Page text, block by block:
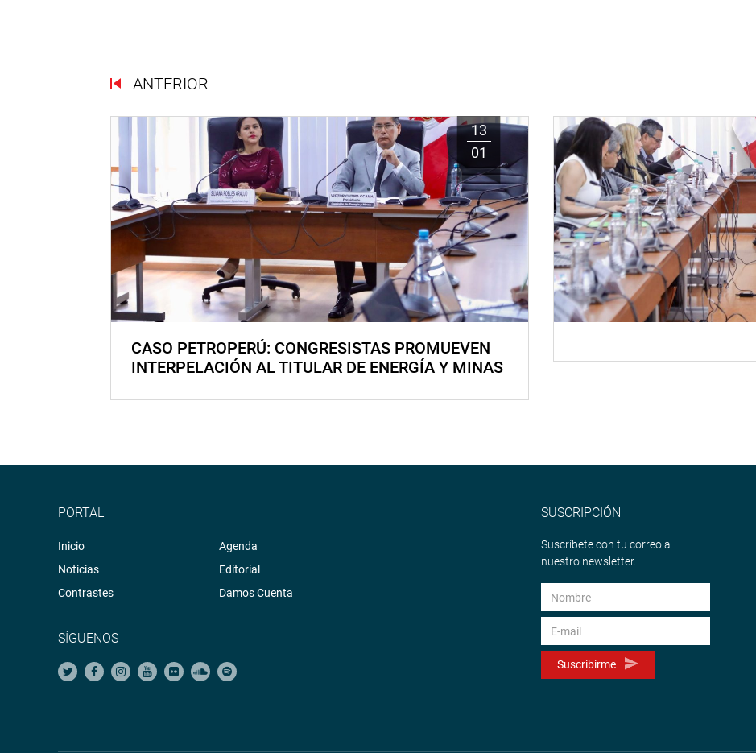
ANTERIOR
13
01
CASO PETROPERÚ: CONGRESISTAS PROMUEVEN
INTERPELACIÓN AL TITULAR DE ENERGÍA Y MINAS
PORTAL
Inicio
Noticias
Contrastes
Agenda
Editorial
Damos Cuenta
SÍGUENOS
SUSCRIPCIÓN
Suscríbete con tu correo a
nuestro newsletter.
Suscribirme